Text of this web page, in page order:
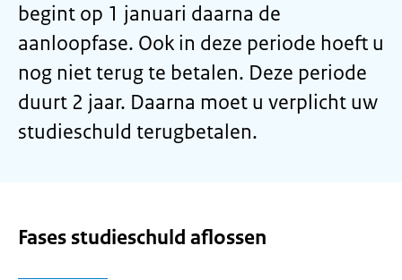
begint op 1 januari daarna de
aanloopfase. Ook in deze periode hoeft u
nog niet terug te betalen. Deze periode
duurt 2 jaar. Daarna moet u verplicht uw
studieschuld terugbetalen.
Fases studieschuld aflossen